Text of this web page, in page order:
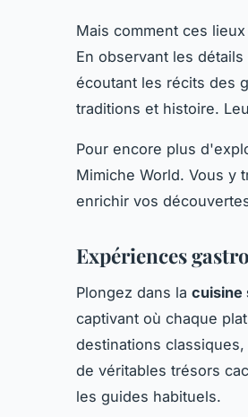
Mais comment ces
En observant les
écoutant les récits des
traditions et histoire.
Pour encore plus
Mimiche World. Vous y
enrichir vos
Expériences
Plongez dans la cuisine
captivant où chaque
destinations classiques,
de véritables trésors
les guides habituels.